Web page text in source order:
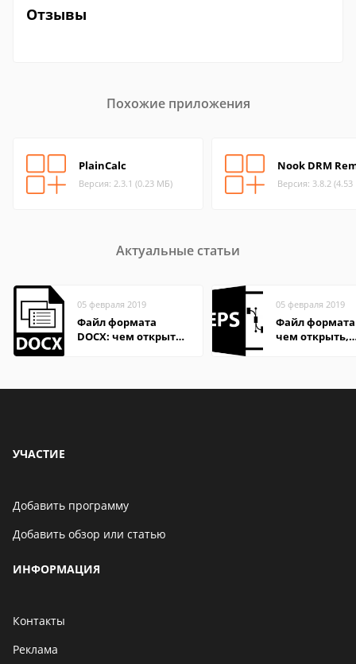
Отзывы
Похожие приложения
PlainCalc
Версия: 2.3.1 (0.23 МБ)
Nook DRM
Версия: 3.8.2
Актуальные статьи
05 февраля 2019
Файл формата
DOCX: чем открыть,
05 февраля 2019
Файл формата
чем открыть,
УЧАСТИЕ
Добавить программу
Добавить обзор или статью
ИНФОРМАЦИЯ
Контакты
Реклама